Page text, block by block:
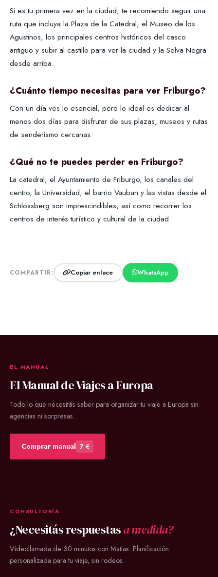
Si es tu primera vez en la ciudad, te recomiendo seguir una
ruta que incluya la Plaza de la Catedral, el Museo de los
Agustinos, los principales centros históricos del casco
antiguo y subir al castillo para ver la ciudad y la Selva Negra
desde arriba.
¿Cuánto tiempo necesitas para ver Friburgo?
Con un día ves lo esencial, pero lo ideal es dedicar al
menos dos días para disfrutar de sus plazas, museos y rutas
de senderismo cercanas.
¿Qué no te puedes perder en Friburgo?
La catedral, el Ayuntamiento de Friburgo, los canales del
centro, la Universidad, el barrio Vauban y las vistas desde el
Schlossberg son imprescindibles, así como recorrer los
centros de interés turístico y cultural de la ciudad.
COMPARTIR: Copiar enlace WhatsApp
EL MANUAL
El Manual de Viajes a Europa
Todo lo que necesitás saber para organizar tu viaje a Europa sin
agencias ni sorpresas.
Comprar manual 7 €
CONSULTORÍA
¿Necesitás respuestasa medida?
Videollamada de 30 minutos con Matias. Planificación
personalizada para tu viaje, sin rodeos.